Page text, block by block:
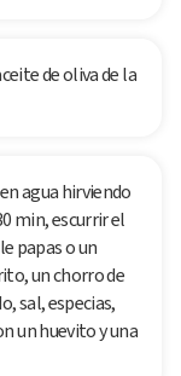
de oliva de la
agua hirviendo
min, escurrir el
papas o un
un chorro de
sal, especias,
un huevito y una